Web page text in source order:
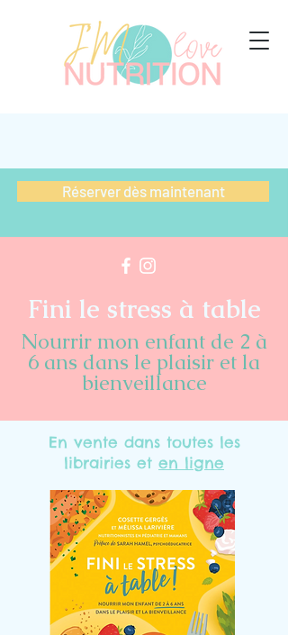
Réserver dès maintenant
Fini le stress à table
Nourrir mon enfant de 2 à
6 ans dans le plaisir et la
bienveillance
En vente dans toutes les
librairies et en ligne